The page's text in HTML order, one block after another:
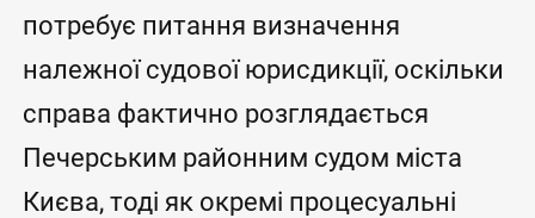
потребує питання визначення
належної судової юрисдикції, оскільки
справа фактично розглядається
Печерським районним судом міста
Києва, тоді як окремі процесуальні